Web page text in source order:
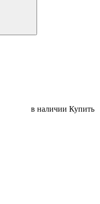
в наличии Купить